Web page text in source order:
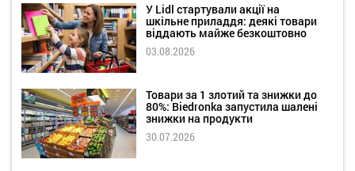
У Lidl стартували акції на
шкільне приладдя: деякі товари
віддають майже безкоштовно
03.08.2026
Товари за 1 злотий та знижки до
80%: Biedronka запустила шалені
знижки на продукти
30.07.2026